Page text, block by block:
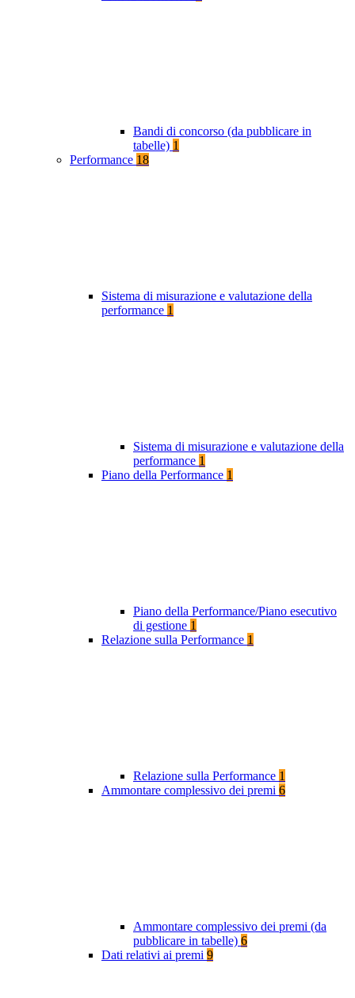
Bandi di concorso (da pubblicare in
tabelle) 1
Performance 18
Sistema di misurazione e valutazione della
performance 1
Sistema di misurazione e valutazione della
performance 1
Piano della Performance 1
Piano della Performance/Piano esecutivo
di gestione 1
Relazione sulla Performance 1
Relazione sulla Performance 1
Ammontare complessivo dei premi 6
Ammontare complessivo dei premi (da
pubblicare in tabelle) 6
Dati relativi ai premi 9